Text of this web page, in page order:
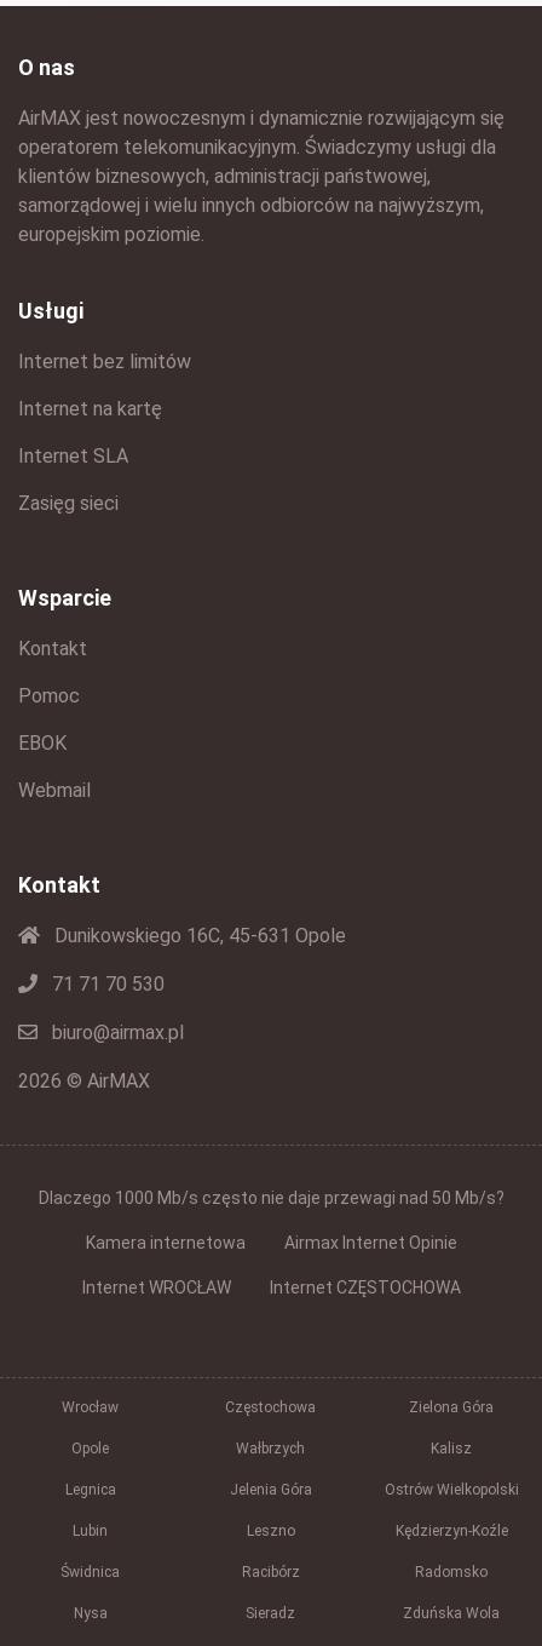
O nas
AirMAX jest nowoczesnym i dynamicznie rozwijającym się
operatorem telekomunikacyjnym. Świadczymy usługi dla
klientów biznesowych, administracji państwowej,
samorządowej i wielu innych odbiorców na najwyższym,
europejskim poziomie.
Usługi
Internet bez limitów
Internet na kartę
Internet SLA
Zasięg sieci
Wsparcie
Kontakt
Pomoc
EBOK
Webmail
Kontakt
Dunikowskiego 16C, 45-631 Opole
71 71 70 530
biuro@airmax.pl
2026 © AirMAX
Dlaczego 1000 Mb/s często nie daje przewagi nad 50 Mb/s?
Kamera internetowa Airmax Internet Opinie
Internet WROCŁAW Internet CZĘSTOCHOWA
Wrocław Częstochowa Zielona Góra
Opole Wałbrzych Kalisz
Legnica Jelenia Góra Ostrów Wielkopolski
Lubin Leszno Kędzierzyn-Koźle
Świdnica Racibórz Radomsko
Nysa Sieradz Zduńska Wola